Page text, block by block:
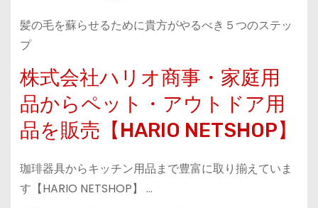
髪の毛を蘇らせるために貴方がやるべき５つのステッ
プ
株式会社ハリオ商事・家庭用
品からペット・アウトドア用
品を販売【HARIO NETSHOP】
珈琲器具からキッチン用品まで豊富に取り揃えていま
す【HARIO NETSHOP】 …